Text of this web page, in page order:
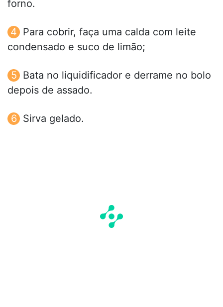
forno.
Para cobrir, faça uma calda com leite
condensado e suco de limão;
Bata no liquidificador e derrame no bolo
depois de assado.
Sirva gelado.